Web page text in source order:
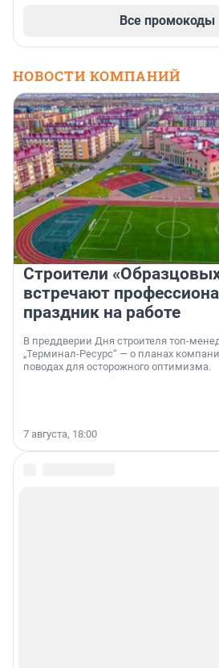
Все промокоды
НОВОСТИ КОМПАНИЙ
Строители
встречают
праздник на работе
В преддверии Дня строителя топ-
„Терминал-Ресурс“ — о планах
поводах для осторожного оптимизма.
7 августа, 18:00